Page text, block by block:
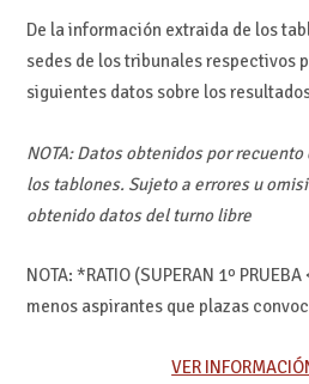
De la información extraida de los
sedes de los tribunales respectivos
siguientes datos sobre los
NOTA: Datos obtenidos por
los tablones. Sujeto a errores u
obtenido datos del turno libre
NOTA: *RATIO (SUPERAN 1º
menos aspirantes que plazas
VER